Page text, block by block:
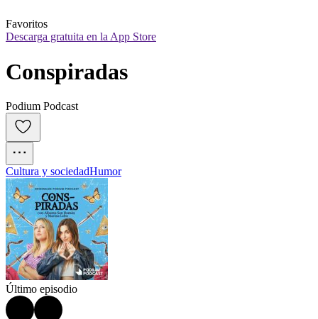
Favoritos
Descarga gratuita en la App Store
Conspiradas
Podium Podcast
Cultura y sociedadHumor
Último episodio